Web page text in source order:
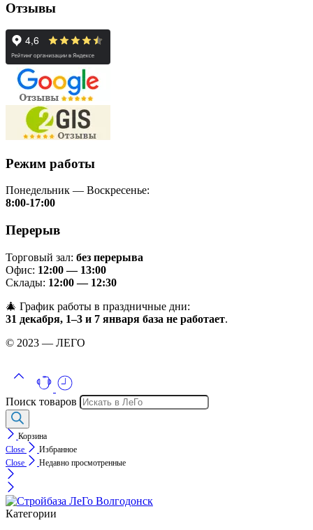
Отзывы
Режим работы
Понедельник — Воскресенье:
8:00-17:00
Перерыв
Торговый зал: без перерыва
Офис: 12:00 — 13:00
Склады: 12:00 — 12:30
🎄 График работы в праздничные дни:
31 декабря, 1–3 и 7 января база не работает.
© 2023 — ЛЕГО
Поиск товаров
Корзина
Close
Избранное
Close
Недавно просмотренные
Категории